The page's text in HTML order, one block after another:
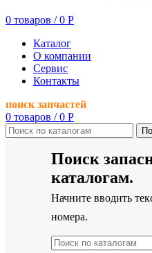
0 товаров / 0 Р
Каталог
О компании
Сервис
Контакты
поиск запчастей
0 товаров / 0 Р
Поиск
каталогам.
Начните вводить
номера.